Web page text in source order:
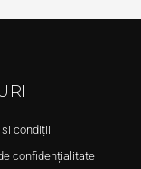
condiții
confidențialitate